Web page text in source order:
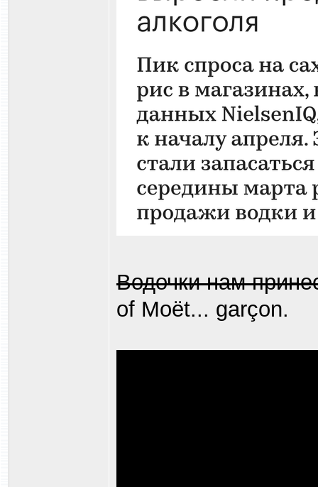
Водочки нам
of Moët... garçon.